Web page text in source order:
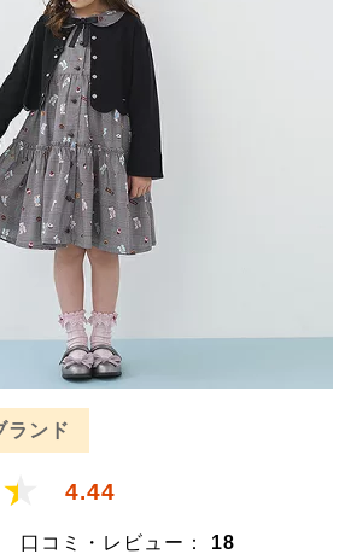
ランド
4.44
口コミ・レビュー： 18